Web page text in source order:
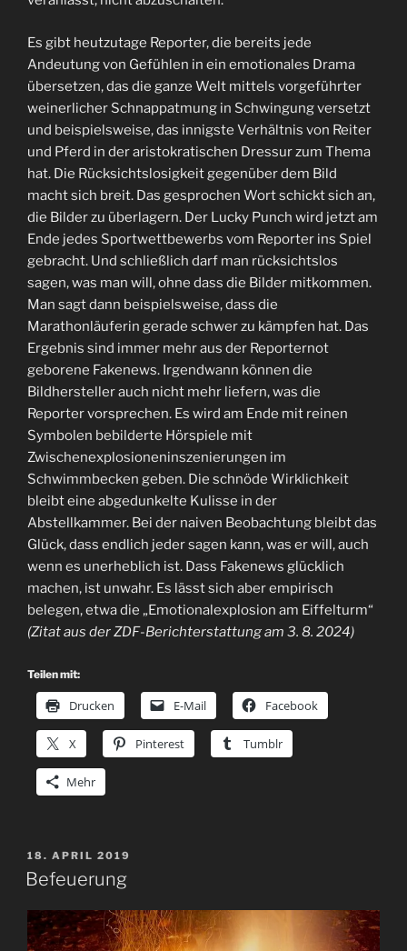
Es gibt heutzutage Reporter, die bereits jede
Andeutung von Gefühlen in ein emotionales Drama
übersetzen, das die ganze Welt mittels vorgeführter
weinerlicher Schnappatmung in Schwingung versetzt
und beispielsweise, das innigste Verhältnis von Reiter
und Pferd in der aristokratischen Dressur zum Thema
hat. Die Rücksichtslosigkeit gegenüber dem Bild
macht sich breit. Das gesprochen Wort schickt sich an,
die Bilder zu überlagern. Der Lucky Punch wird jetzt am
Ende jedes Sportwettbewerbs vom Reporter ins Spiel
gebracht. Und schließlich darf man rücksichtslos
sagen, was man will, ohne dass die Bilder mitkommen.
Man sagt dann beispielsweise, dass die
Marathonläuferin gerade schwer zu kämpfen hat. Das
Ergebnis sind immer mehr aus der Reporternot
geborene Fakenews. Irgendwann können die
Bildhersteller auch nicht mehr liefern, was die
Reporter vorsprechen. Es wird am Ende mit reinen
Symbolen bebilderte Hörspiele mit
Zwischenexplosioneninszenierungen im
Schwimmbecken geben. Die schnöde Wirklichkeit
bleibt eine abgedunkelte Kulisse in der
Abstellkammer. Bei der naiven Beobachtung bleibt das
Glück, dass endlich jeder sagen kann, was er will, auch
wenn es unerheblich ist. Dass Fakenews glücklich
machen, ist unwahr. Es lässt sich aber empirisch
belegen, etwa die „Emotionalexplosion am Eiffelturm“
(Zitat aus der ZDF-Berichterstattung am 3. 8. 2024)
Teilen mit:
Drucken E-Mail Facebook
X Pinterest Tumblr
Mehr
VERÖFFENTLICHT
AM
18. APRIL 2019
Befeuerung